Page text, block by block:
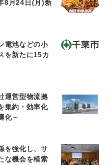
8月24日(月)新
電池などの小
を新たに15カ
運営型物流拠
集約・効率化
化～
を強化し、サ
な機会を模索